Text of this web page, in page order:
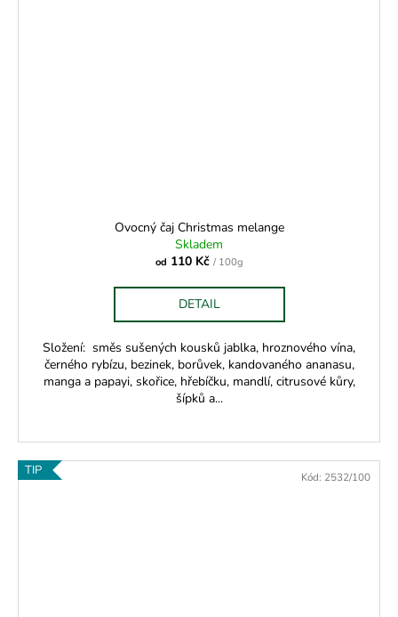
Ovocný čaj Christmas melange
Skladem
od 110 Kč / 100g
DETAIL
Složení: směs sušených kousků jablka, hroznového vína,
černého rybízu, bezinek, borůvek, kandovaného ananasu,
manga a papayi, skořice, hřebíčku, mandlí, citrusové kůry,
šípků a...
TIP Kód: 2532/100